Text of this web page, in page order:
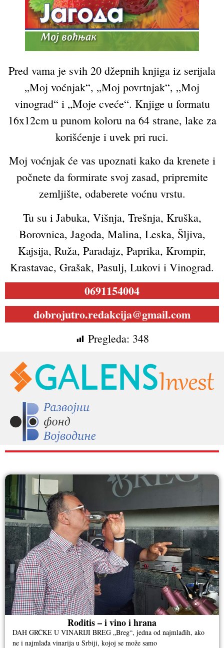
Pred vama je svih 20 džepnih knjiga iz serijala
„Moj voćnjak“, „Moj povrtnjak“, „Moj
vinograd“ i „Moje cveće“. Knjige u formatu
16x12cm u punom koloru na 64 strane, lake za
korišćenje i uvek pri ruci.
Moj voćnjak će vas upoznati kako da krenete i
počnete da formirate svoj zasad, pripremite
zemljište, odaberete voćnu vrstu.
Tu su i Jabuka, Višnja, Trešnja, Kruška,
Borovnica, Jagoda, Malina, Leska, Šljiva,
Kajsija, Ruža, Paradajz, Paprika, Krompir,
Krastavac, Grašak, Pasulj, Lukovi i Vinograd.
0691154004
dobrojutro.redakcija@gmail.com
Pregleda: 348
RAZNO
Roditis – i vino i hrana
DAH GRČKE U VINARIJI BREG „Breg“, jedna od najmlađih, ako
ne i najmlađa vinarija u Srbiji, kojoj se može samo